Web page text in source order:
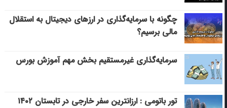
چگونه با سرمایه‌گذاری در ارزهای دیجیتال به استقلال
مالی برسیم؟
سرمایه‌گذاری غیرمستقیم بخش مهم آموزش بورس
تور باتومی : ارزانترین سفر خارجی در تابستان ۱۴۰۲